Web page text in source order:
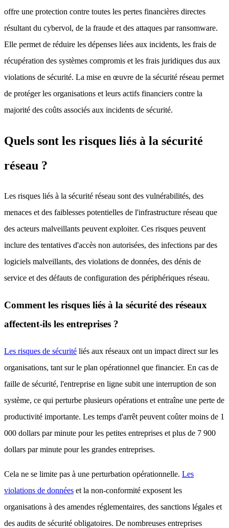
offre une protection contre toutes les pertes financières directes
résultant du cybervol, de la fraude et des attaques par ransomware.
Elle permet de réduire les dépenses liées aux incidents, les frais de
récupération des systèmes compromis et les frais juridiques dus aux
violations de sécurité. La mise en œuvre de la sécurité réseau permet
de protéger les organisations et leurs actifs financiers contre la
majorité des coûts associés aux incidents de sécurité.
Quels sont les risques liés à la sécurité
réseau ?
Les risques liés à la sécurité réseau sont des vulnérabilités, des
menaces et des faiblesses potentielles de l'infrastructure réseau que
des acteurs malveillants peuvent exploiter. Ces risques peuvent
inclure des tentatives d'accès non autorisées, des infections par des
logiciels malveillants, des violations de données, des dénis de
service et des défauts de configuration des périphériques réseau.
Comment les risques liés à la sécurité des réseaux
affectent-ils les entreprises ?
Les risques de sécurité liés aux réseaux ont un impact direct sur les
organisations, tant sur le plan opérationnel que financier. En cas de
faille de sécurité, l'entreprise en ligne subit une interruption de son
système, ce qui perturbe plusieurs opérations et entraîne une perte de
productivité importante. Les temps d'arrêt peuvent coûter moins de 1
000 dollars par minute pour les petites entreprises et plus de 7 900
dollars par minute pour les grandes entreprises.
Cela ne se limite pas à une perturbation opérationnelle. Les
violations de données et la non-conformité exposent les
organisations à des amendes réglementaires, des sanctions légales et
des audits de sécurité obligatoires. De nombreuses entreprises